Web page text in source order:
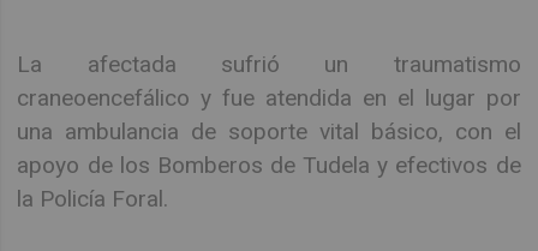
La afectada sufrió un traumatismo
craneoencefálico y fue atendida en el lugar por
una ambulancia de soporte vital básico, con el
apoyo de los Bomberos de Tudela y efectivos de
la Policía Foral.